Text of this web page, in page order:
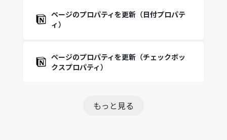
ページのプロパティを更新（日付プロパテ
ィ）
ページのプロパティを更新（チェックボッ
クスプロパティ）
もっと見る